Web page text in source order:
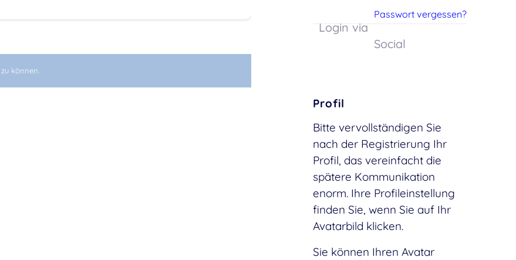
können.
Passwort vergessen?
Login via
Social
Profil
Bitte vervollständigen Sie
nach der Registrierung Ihr
Profil, das vereinfacht die
spätere Kommunikation
enorm. Ihre Profileinstellung
finden Sie, wenn Sie auf Ihr
Avatarbild klicken.
Sie können Ihren Avatar